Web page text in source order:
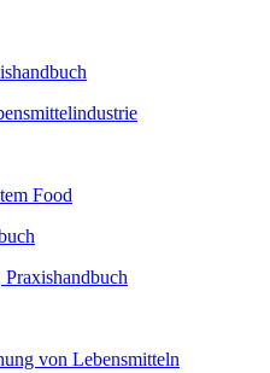
Food
von Lebensmitteln